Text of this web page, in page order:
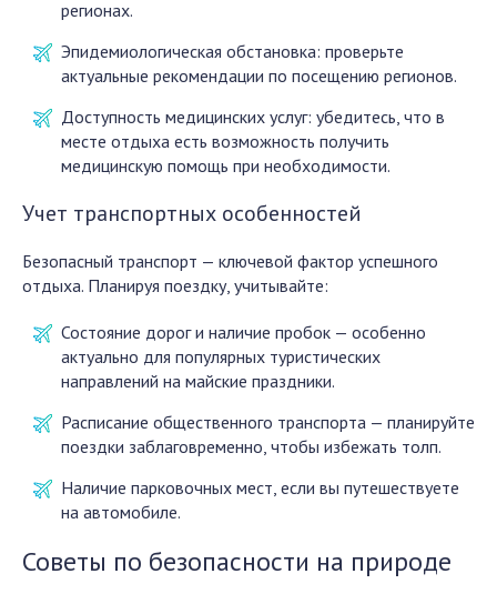
регионах.
Эпидемиологическая обстановка: проверьте
актуальные рекомендации по посещению регионов.
Доступность медицинских услуг: убедитесь, что в
месте отдыха есть возможность получить
медицинскую помощь при необходимости.
Учет транспортных особенностей
Безопасный транспорт — ключевой фактор успешного
отдыха. Планируя поездку, учитывайте:
Состояние дорог и наличие пробок — особенно
актуально для популярных туристических
направлений на майские праздники.
Расписание общественного транспорта — планируйте
поездки заблаговременно, чтобы избежать толп.
Наличие парковочных мест, если вы путешествуете
на автомобиле.
Советы по безопасности на природе